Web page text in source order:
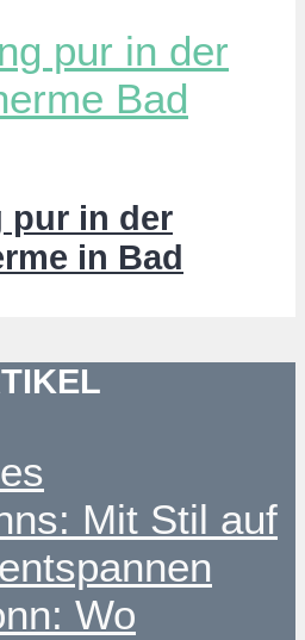
pur in der
in Bad
Mit Stil auf
Wo